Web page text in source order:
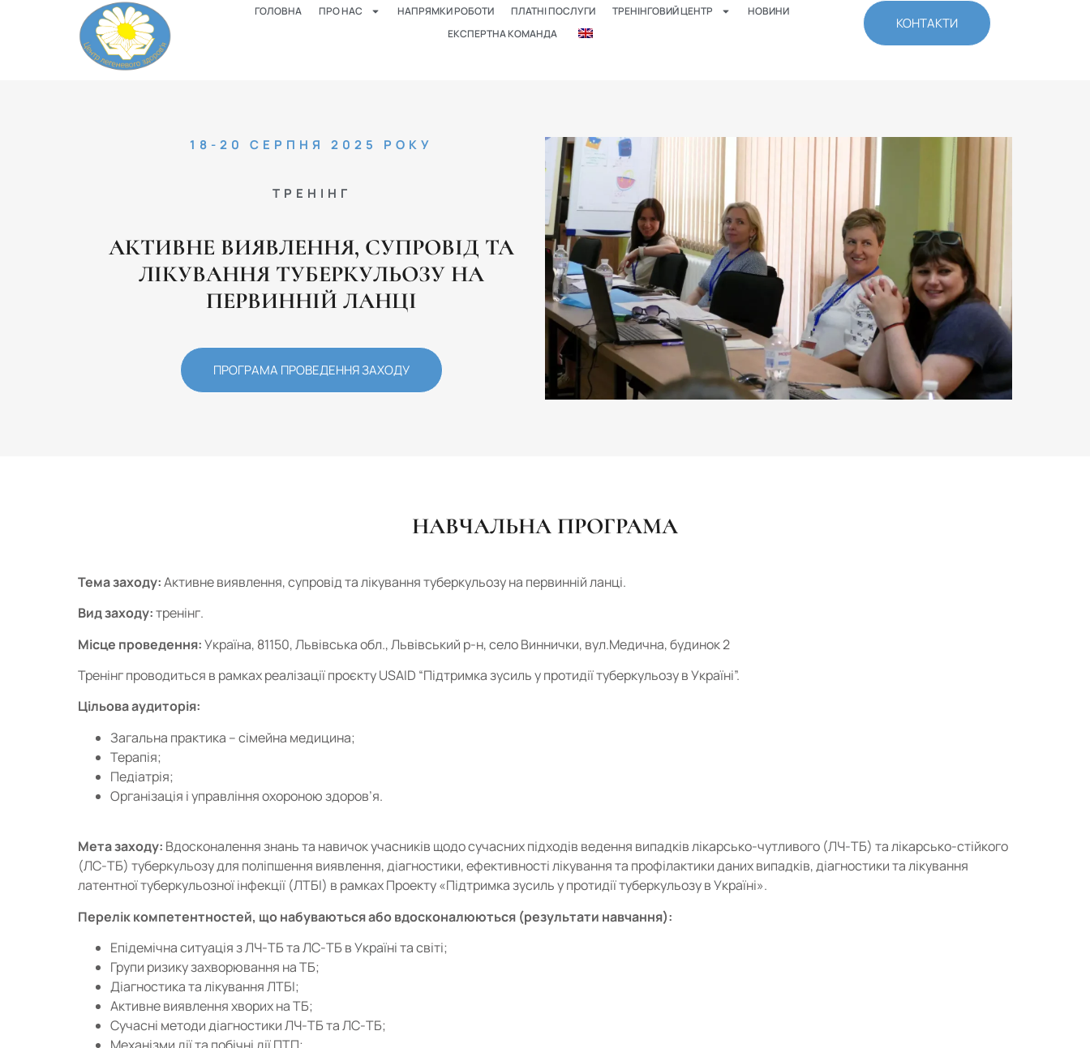
ГОЛОВНА ПРО НАС НАПРЯМКИ РОБОТИ ПЛАТНІ ПОСЛУГИ ТРЕНІНГОВИЙ ЦЕНТР
НОВИНИ
ЕКСПЕРТНА КОМАНДА
КОНТАКТИ
18-20 СЕРПНЯ 2025 РОКУ
ТРЕНІНГ
АКТИВНЕ ВИЯВЛЕННЯ, СУПРОВІД ТА
ЛІКУВАННЯ ТУБЕРКУЛЬОЗУ НА
ПЕРВИННІЙ ЛАНЦІ
ПРОГРАМА ПРОВЕДЕННЯ ЗАХОДУ
НАВЧАЛЬНА ПРОГРАМА
Тема заходу:Активне виявлення, супровід та лікування туберкульозу на первинній ланці.
Вид заходу:тренінг.
Місце проведення:Україна, 81150, Львівська обл., Львівський р-н, село Виннички, вул.Медична, будинок 2
Тренінг проводиться в рамках реалізації проєкту USAID “Підтримка зусиль у протидії туберкульозу в Україні”.
Цільова аудиторія:
Загальна практика – сімейна медицина;
Терапія;
Педіатрія;
Організація і управління охороною здоров’я.
Мета заходу: Вдосконалення знань та навичок учасників щодо сучасних підходів ведення випадків лікарсько-чутливого (ЛЧ-ТБ) та лікарсько-стійкого
(ЛС-ТБ) туберкульозу для поліпшення виявлення, діагностики, ефективності лікування та профілактики даних випадків, діагностики та лікування
латентної туберкульозної інфекції (ЛТБІ) в рамках Проекту «Підтримка зусиль у протидії туберкульозу в Україні».
Перелік компетентностей, що набуваються або вдосконалюються (результати навчання):
Епідемічна ситуація з ЛЧ-ТБ та ЛС-ТБ в Україні та світі;
Групи ризику захворювання на ТБ;
Діагностика та лікування ЛТБІ;
Активне виявлення хворих на ТБ;
Сучасні методи діагностики ЛЧ-ТБ та ЛС-ТБ;